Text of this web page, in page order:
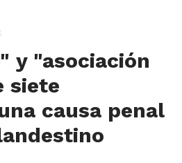
y "asociación
siete
causa penal